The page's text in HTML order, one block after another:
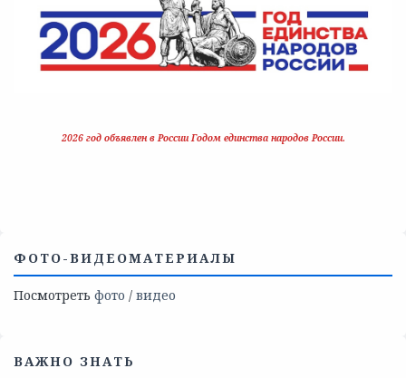
2026 год объявлен в России Годом единства народов России.
ФОТО-ВИДЕОМАТЕРИАЛЫ
Посмотреть фото / видео
ВАЖНО ЗНАТЬ